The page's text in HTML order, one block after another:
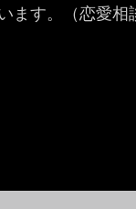
す。（恋愛相